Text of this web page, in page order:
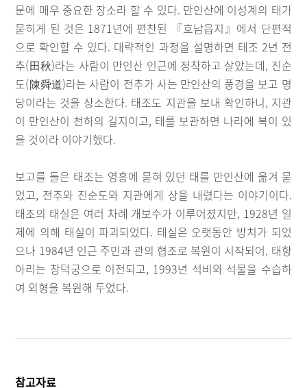
문에 매우 중요한 장소라 할 수 있다. 만인산에 이성계의 태가
묻히게 된 것은 1871년에 편찬된 『호남읍지』에서 단편적
으로 확인할 수 있다. 대략적인 과정을 설명하면 태조 2년 전
추(田秋)라는 사람이 만인산 인근에 정착하고 살았는데, 진순
도(陳舜道)라는 사람이 전추가 사는 만인산의 풍경을 보고 명
당이라는 것을 상소한다. 태조도 지관을 보내 확인하니, 지관
이 만인산이 천하의 길지이고, 태를 보관하면 나라에 복이 있
을 것이라 이야기했다.
보고를 들은 태조는 영흥에 묻혀 있던 태를 만인산에 옮겨 묻
었고, 전추와 진순도와 지관에게 상을 내렸다는 이야기이다.
태조의 태실은 여러 차례 개보수가 이루어졌지만, 1928년 일
제에 의해 태실이 파괴되었다. 태실은 오랫동안 방치가 되었
으나 1984년 인근 주민과 관의 협조로 복원이 시작되어, 태항
아리는 창덕궁으로 이전되고, 1993년 석비와 석물을 수습하
여 외형을 복원해 두었다.
참고자료